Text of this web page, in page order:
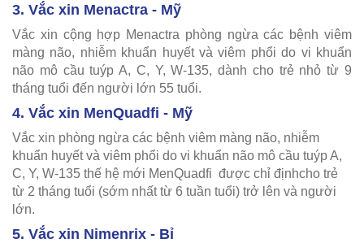
3. Vắc xin Menactra - Mỹ
Vắc xin cộng hợp Menactra phòng ngừa các bệnh viêm
màng não, nhiễm khuẩn huyết và viêm phổi do vi khuẩn
não mô cầu tuýp A, C, Y, W-135, dành cho trẻ nhỏ từ 9
tháng tuổi đến người lớn 55 tuổi.
4. Vắc xin MenQuadfi - Mỹ
Vắc xin phòng ngừa các bệnh viêm màng não, nhiễm
khuẩn huyết và viêm phổi do vi khuẩn não mô cầu tuýp A,
C, Y, W-135 thế hệ mới MenQuadfi được chỉ địnhcho trẻ
từ 2 tháng tuổi (sớm nhất từ 6 tuần tuổi) trở lên và người
lớn.
5. Vắc xin Nimenrix - Bỉ